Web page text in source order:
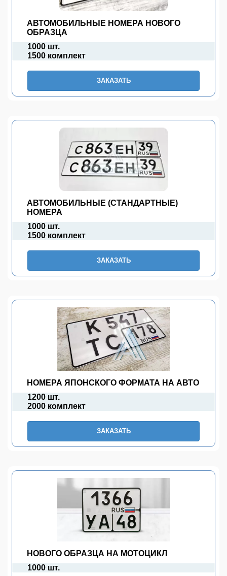
АВТОМОБИЛЬНЫЕ НОМЕРА НОВОГО
ОБРАЗЦА
1000 шт.
1500 комплект
ЗАКАЗАТЬ
АВТОМОБИЛЬНЫЕ (СТАНДАРТНЫЕ)
НОМЕРА
1000 шт.
1500 комплект
ЗАКАЗАТЬ
НОМЕРА ЯПОНСКОГО ФОРМАТА НА АВТО
1200 шт.
2000 комплект
ЗАКАЗАТЬ
НОВОГО ОБРАЗЦА НА МОТОЦИКЛ
1000 шт.